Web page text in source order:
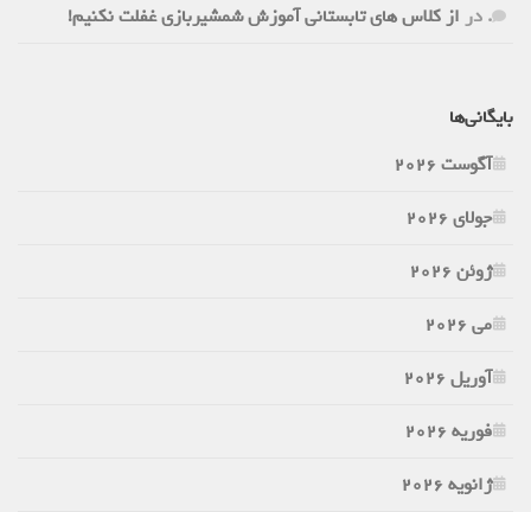
.دراز کلاس های تابستانی آموزش شمشیربازی غفلت نکنیم!
بایگانی‌ها
آگوست 2026
جولای 2026
ژوئن 2026
می 2026
آوریل 2026
فوریه 2026
ژانویه 2026